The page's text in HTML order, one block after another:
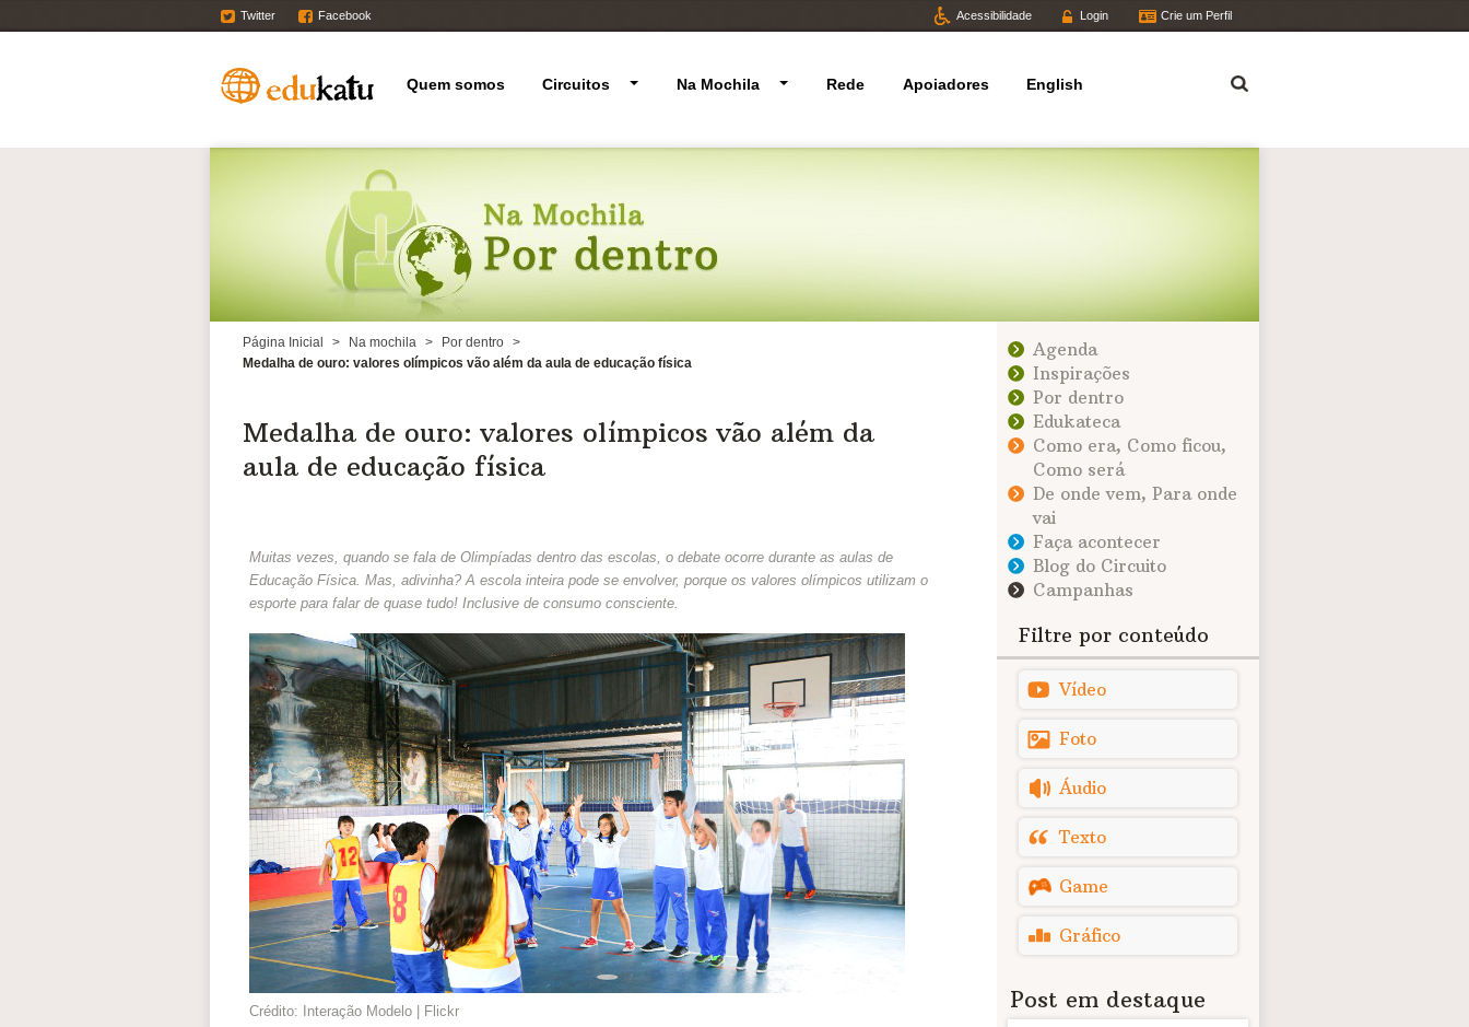
Twitter Facebook Acessibilidade Login Crie um Perfil
Quem somos Circuitos Na Mochila Rede Apoiadores English Termo
Página Inicial > Na mochila > Por dentro >
Medalha de ouro: valores olímpicos vão além da aula de educação física
Medalha de ouro: valores olímpicos vão além da
aula de educação física
Muitas vezes, quando se fala de Olimpíadas dentro das escolas, o debate ocorre durante as aulas de
Educação Física. Mas, adivinha? A escola inteira pode se envolver, porque os valores olímpicos utilizam o
esporte para falar de quase tudo! Inclusive de consumo consciente.
Crédito: Interação Modelo | Flickr
Agenda
Inspirações
Por dentro
Edukateca
Como era, Como ficou,
Como será
De onde vem, Para onde
vai
Faça acontecer
Blog do Circuito
Campanhas
Filtre por conteúdo
Vídeo
Foto
Áudio
Texto
Game
Gráfico
Post em destaque